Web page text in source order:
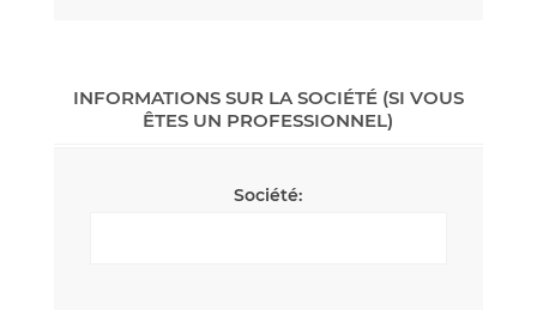
INFORMATIONS SUR LA SOCIÉTÉ (SI VOUS
ÊTES UN PROFESSIONNEL)
Société: